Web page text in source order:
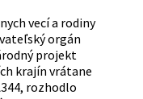
vecí a rodiny
orgán
projekt
krajín vrátane
rozhodlo